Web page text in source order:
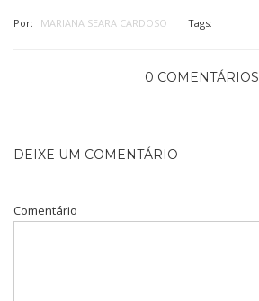
Por: MARIANA SEARA CARDOSO Tags:
0 COMENTÁRIOS
DEIXE UM COMENTÁRIO
Comentário